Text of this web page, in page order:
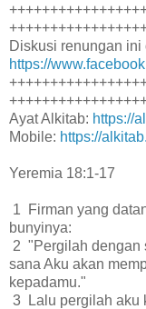
Diskusi renungan ini
https://
Ayat Alkitab: https://
Mobile: https://
Yeremia 18:1-17
1 Firman yang
bunyinya:
2 "Pergilah dengan
sana Aku akan
kepadamu."
3 Lalu pergilah aku